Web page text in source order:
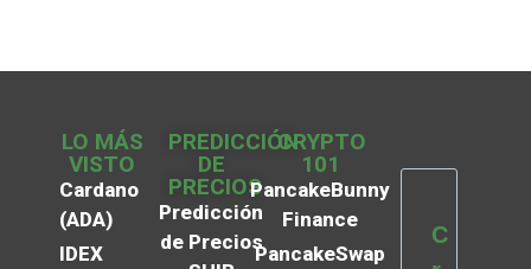
LO MÁS
VISTO
Cardano
(ADA)
IDEX
PREDICCIÓN
DE
PRECIOS
Predicción
de Precios
CRYPTO
101
PancakeBunny
Finance
PancakeSwap
C